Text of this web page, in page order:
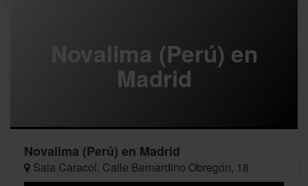
Novalima (Perú) en
Madrid
Novalima (Perú) en Madrid
Sala Caracol, Calle Bernardino Obregón, 18